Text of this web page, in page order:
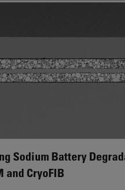
Sodium Battery
and CryoFIB